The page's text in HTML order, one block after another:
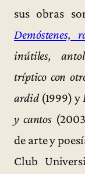
sus obras
Demóstenes,
inútiles,
tríptico con
ardid(1999) y
y cantos
de arte y
Club